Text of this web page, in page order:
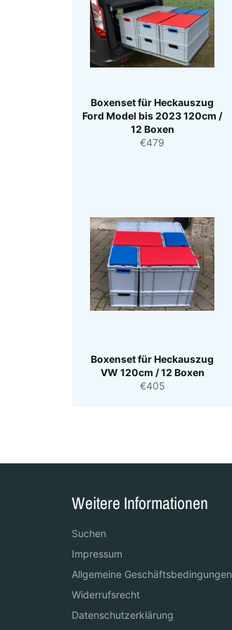
Boxenset für Heckauszug
Ford Model bis 2023 120cm /
12 Boxen
Normaler
€479
Boxenset für Heckauszug
VW 120cm / 12 Boxen
Normaler
€405
Weitere Informationen
Suchen
Impressum
Allgemeine Geschäftsbedingungen
Widerrufsrecht
Datenschutzerklärung